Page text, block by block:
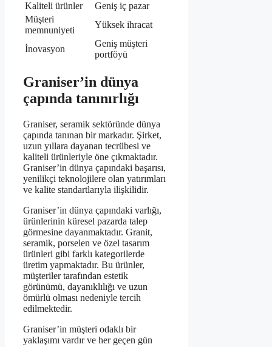
Kaliteli ürünler
Geniş iç pazar
Müşteri
memnuniyeti
Yüksek ihracat
İnovasyon
Geniş müşteri
portföyü
Graniser’in dünya
çapında tanınırlığı
Graniser, seramik sektöründe dünya
çapında tanınan bir markadır. Şirket,
uzun yıllara dayanan tecrübesi ve
kaliteli ürünleriyle öne çıkmaktadır.
Graniser’in dünya çapındaki başarısı,
yenilikçi teknolojilere olan yatırımları
ve kalite standartlarıyla ilişkilidir.
Graniser’in dünya çapındaki varlığı,
ürünlerinin küresel pazarda talep
görmesine dayanmaktadır. Granit,
seramik, porselen ve özel tasarım
ürünleri gibi farklı kategorilerde
üretim yapmaktadır. Bu ürünler,
müşteriler tarafından estetik
görünümü, dayanıklılığı ve uzun
ömürlü olması nedeniyle tercih
edilmektedir.
Graniser’in müşteri odaklı bir
yaklaşımı vardır ve her geçen gün